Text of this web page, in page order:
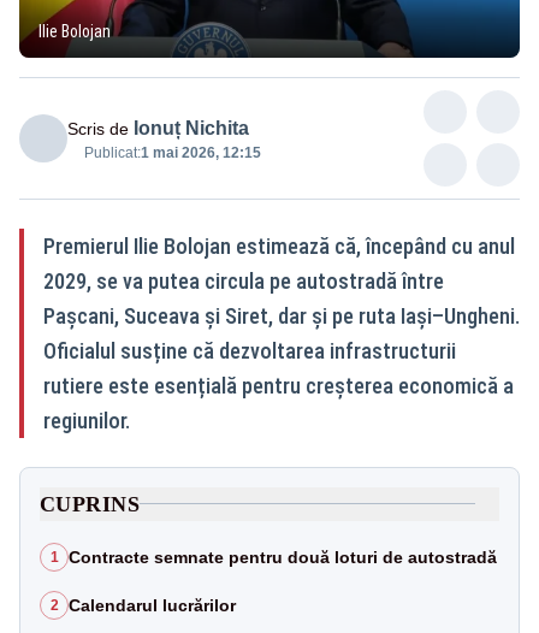
Ilie Bolojan
Scris de Ionuț Nichita
Publicat:1 mai 2026, 12:15
Premierul Ilie Bolojan estimează că, începând cu anul
2029, se va putea circula pe autostradă între
Pașcani, Suceava și Siret, dar și pe ruta Iași–Ungheni.
Oficialul susține că dezvoltarea infrastructurii
rutiere este esențială pentru creșterea economică a
regiunilor.
CUPRINS
1 Contracte semnate pentru două loturi de autostradă
2 Calendarul lucrărilor